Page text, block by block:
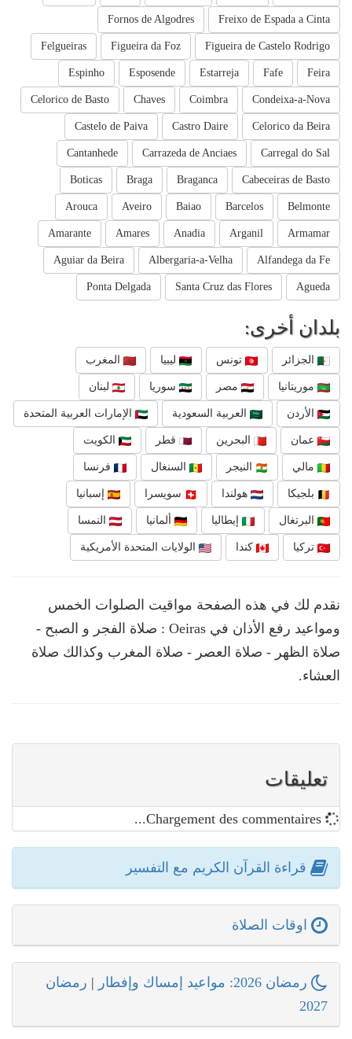
Freixo de Espada a Cinta
Fornos de Algodres
Figueira de Castelo Rodrigo
Figueira da Foz
Felgueiras
Feira
Fafe
Estarreja
Esposende
Espinho
Condeixa-a-Nova
Coimbra
Chaves
Celorico de Basto
Celorico da Beira
Castro Daire
Castelo de Paiva
Carregal do Sal
Carrazeda de Anciaes
Cantanhede
Cabeceiras de Basto
Braganca
Braga
Boticas
Belmonte
Barcelos
Baiao
Aveiro
Arouca
Armamar
Arganil
Anadia
Amares
Amarante
Alfandega da Fe
Albergaria-a-Velha
Aguiar da Beira
Agueda
Santa Cruz das Flores
Ponta Delgada
بلدان أخرى:
الجزائر تونس ليبيا المغرب
موريتانيا مصر سوريا لبنان
الأردن العربية السعودية الإمارات العربية المتحدة
عمان البحرين قطر الكويت
مالي النيجر السنغال فرنسا
بلجيكا هولندا سويسرا إسبانيا
البرتغال إيطاليا ألمانيا النمسا
تركيا كندا الولايات المتحدة الأمريكية
نقدم لك في هذه الصفحة مواقيت الصلوات الخمس
ومواعيد رفع الأذان في Oeiras : صلاة الفجر و الصبح -
صلاة الظهر - صلاة العصر - صلاة المغرب وكذالك صلاة
العشاء.
تعليقات
قراءة القرآن الكريم مع التفسير
اوقات الصلاة
رمضان 2026: مواعيد إمساك وإفطار | رمضان
2027